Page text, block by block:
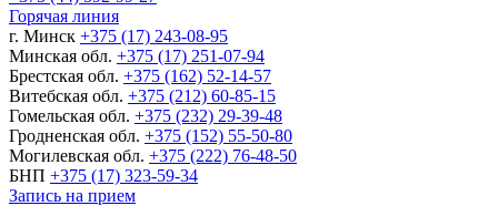
Горячая линия
г. Минск +375 (17) 243-08-95
Минская обл. +375 (17) 251-07-94
Брестская обл. +375 (162) 52-14-57
Витебская обл. +375 (212) 60-85-15
Гомельская обл. +375 (232) 29-39-48
Гродненская обл. +375 (152) 55-50-80
Могилевская обл. +375 (222) 76-48-50
БНП +375 (17) 323-59-34
Запись на прием